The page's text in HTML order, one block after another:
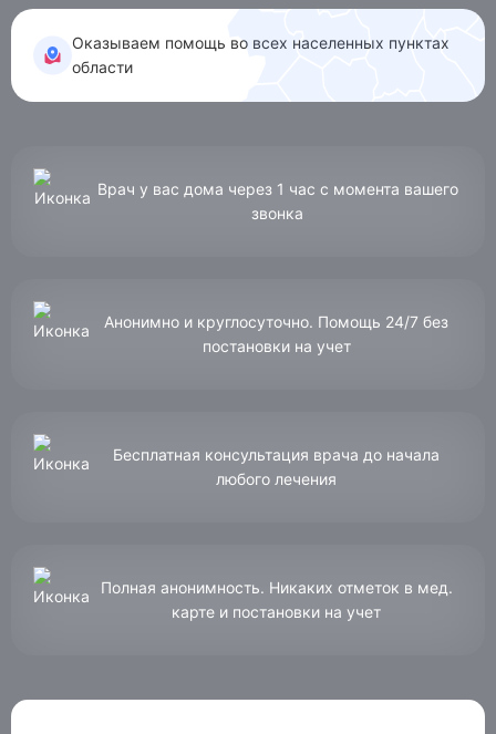
Лицензия № Л041-01181-16/00340737 от 19.02.2020
Оказываем помощь во всех населенных пунктах
области
Врач у вас дома через 1 час с момента вашего
звонка
Анонимно и круглосуточно. Помощь 24/7 без
постановки на учет
Бесплатная консультация врача до начала
любого лечения
Полная анонимность. Никаких отметок в мед.
карте и постановки на учет